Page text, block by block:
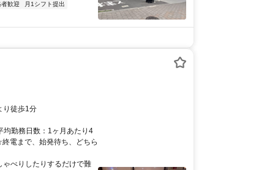
歓迎
月1シフト提出
り徒歩1分
均勤務日数：1ヶ月あたり4
電まで、始発待ち、どちら
べりしたりするだけで難